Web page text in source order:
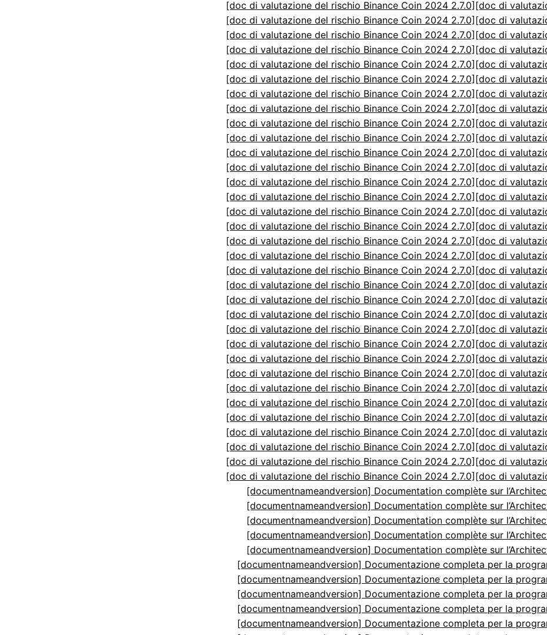
[doc di valutazione del rischio Binance Coin 2024 2.7.0] [doc di
[doc di valutazione del rischio Binance Coin 2024 2.7.0] [doc di
[doc di valutazione del rischio Binance Coin 2024 2.7.0] [doc di
[doc di valutazione del rischio Binance Coin 2024 2.7.0] [doc di
[doc di valutazione del rischio Binance Coin 2024 2.7.0] [doc di
[doc di valutazione del rischio Binance Coin 2024 2.7.0] [doc di
[doc di valutazione del rischio Binance Coin 2024 2.7.0] [doc di
[doc di valutazione del rischio Binance Coin 2024 2.7.0] [doc di
[doc di valutazione del rischio Binance Coin 2024 2.7.0] [doc di
[doc di valutazione del rischio Binance Coin 2024 2.7.0] [doc di
[doc di valutazione del rischio Binance Coin 2024 2.7.0] [doc di
[doc di valutazione del rischio Binance Coin 2024 2.7.0] [doc di
[doc di valutazione del rischio Binance Coin 2024 2.7.0] [doc di
[doc di valutazione del rischio Binance Coin 2024 2.7.0] [doc di
[doc di valutazione del rischio Binance Coin 2024 2.7.0] [doc di
[doc di valutazione del rischio Binance Coin 2024 2.7.0] [doc di
[doc di valutazione del rischio Binance Coin 2024 2.7.0] [doc di
[doc di valutazione del rischio Binance Coin 2024 2.7.0] [doc di
[doc di valutazione del rischio Binance Coin 2024 2.7.0] [doc di
[doc di valutazione del rischio Binance Coin 2024 2.7.0] [doc di
[doc di valutazione del rischio Binance Coin 2024 2.7.0] [doc di
[doc di valutazione del rischio Binance Coin 2024 2.7.0] [doc di
[doc di valutazione del rischio Binance Coin 2024 2.7.0] [doc di
[doc di valutazione del rischio Binance Coin 2024 2.7.0] [doc di
[doc di valutazione del rischio Binance Coin 2024 2.7.0] [doc di
[doc di valutazione del rischio Binance Coin 2024 2.7.0] [doc di
[doc di valutazione del rischio Binance Coin 2024 2.7.0] [doc di
[doc di valutazione del rischio Binance Coin 2024 2.7.0] [doc di
[doc di valutazione del rischio Binance Coin 2024 2.7.0] [doc di
[doc di valutazione del rischio Binance Coin 2024 2.7.0] [doc di
[doc di valutazione del rischio Binance Coin 2024 2.7.0] [doc di
[doc di valutazione del rischio Binance Coin 2024 2.7.0] [doc di
[doc di valutazione del rischio Binance Coin 2024 2.7.0] [doc di
[documentnameandversion] Documentation complète sur
[documentnameandversion] Documentation complète sur
[documentnameandversion] Documentation complète sur
[documentnameandversion] Documentation complète sur
[documentnameandversion] Documentation complète sur
[documentnameandversion] Documentazione completa per la
[documentnameandversion] Documentazione completa per la
[documentnameandversion] Documentazione completa per la
[documentnameandversion] Documentazione completa per la
[documentnameandversion] Documentazione completa per la